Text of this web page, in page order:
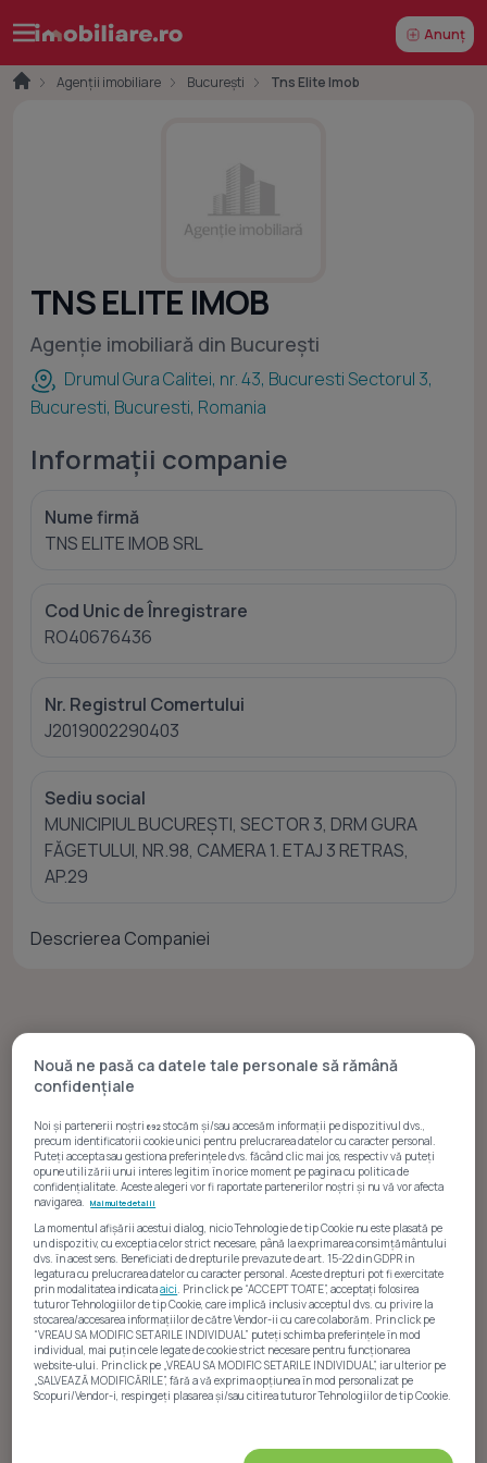
Anunț
Agenții imobiliare București Tns Elite Imob
TNS ELITE IMOB
Agenție imobiliară din București
Drumul Gura Calitei, nr. 43, Bucuresti Sectorul 3,
Bucuresti, Bucuresti, Romania
Informații companie
Nume firmă
TNS ELITE IMOB SRL
Cod Unic de Înregistrare
RO40676436
Nr. Registrul Comertului
J2019002290403
Sediu social
MUNICIPIUL BUCUREŞTI, SECTOR 3, DRM GURA
FĂGETULUI, NR.98, CAMERA 1. ETAJ 3 RETRAS,
AP.29
Descrierea Companiei
Statistici anunțuri
TNS ELITE IMOBare în prezent pe Imobiliare.ro248
de anunțurirezidențiale, dintre care238sunt
disponibile pentruvânzareși10pentruînchiriere
Portofoliul curent sugerează o specializare pentru
proprietăți rezidențiale disponibile pentruvânzare,
apartamente, alături de câteva alte tipuri de locuințe.
Nouă ne pasă ca datele tale personale să rămână
confidențiale
Noi și partenerii noștri692 stocăm și/sau accesăm informații pe dispozitivul dvs.,
precum identificatorii cookie unici pentru prelucrarea datelor cu caracter personal.
Puteți accepta sau gestiona preferințele dvs. făcând clic mai jos, respectiv vă puteți
opune utilizării unui interes legitim în orice moment pe pagina cu politica de
confidențialitate. Aceste alegeri vor fi raportate partenerilor noștri și nu vă vor afecta
navigarea.
Mai multe detalii
La momentul afișării acestui dialog, nicio Tehnologie de tip Cookie nu este plasată pe
un dispozitiv, cu exceptia celor strict necesare, până la exprimarea consimțământului
dvs. în acest sens. Beneficiati de drepturile prevazute de art. 15-22 din GDPR in
legatura cu prelucrarea datelor cu caracter personal. Aceste drepturi pot fi exercitate
prin modalitatea indicataaici . Prin click pe “ACCEPT TOATE”, acceptați folosirea
tuturor Tehnologiilor de tip Cookie, care implică inclusiv acceptul dvs. cu privire la
stocarea/accesarea informațiilor de către Vendor-ii cu care colaborăm. Prin click pe
“VREAU SA MODIFIC SETARILE INDIVIDUAL” puteți schimba preferințele în mod
individual, mai puțin cele legate de cookie strict necesare pentru funcționarea
website-ului. Prin click pe „VREAU SA MODIFIC SETARILE INDIVIDUAL”, iar ulterior pe
„SALVEAZĂ MODIFICĂRILE”, fără a vă exprima opțiunea în mod personalizat pe
Scopuri/Vendor-i, respingeți plasarea și/sau citirea tuturor Tehnologiilor de tip Cookie.
Atât noi, cât și partenerii noștri prelucrăm datele